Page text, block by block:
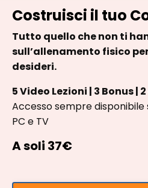
Costruisci il tuo
Tutto quello che non ti
sull’allenamento fisico
desideri.
5 Video Lezioni | 3 Bonus |
Accesso sempre disponibile
PC e TV
A soli 37€